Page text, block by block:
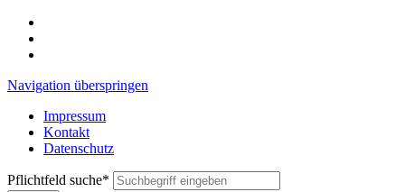
Navigation überspringen
Impressum
Kontakt
Datenschutz
Pflichtfeld suche*